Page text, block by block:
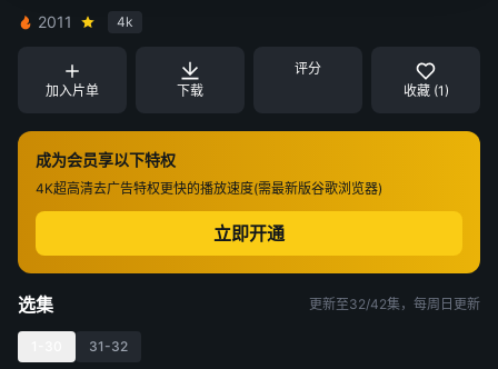
2011
4k
加入片单 下载
评分
收藏 (1)
成为会员享以下特权
4K超高清去广告特权更快的播放速度(需最新版谷歌浏览器)
立即开通
选集 更新至32/42集，每周日更新
31-32